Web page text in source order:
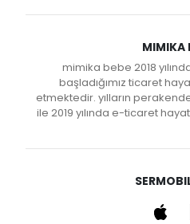
MIMIKA
mimika bebe 2018
başladığımız ticaret
etmektedir. yılların
ile 2019 yılında e-ticaret